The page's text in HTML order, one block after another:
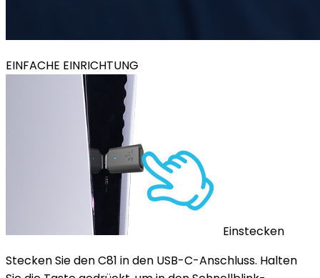
EINFACHE EINRICHTUNG
Einstecken
Stecken Sie den C81 in den USB-C-Anschluss. Halten